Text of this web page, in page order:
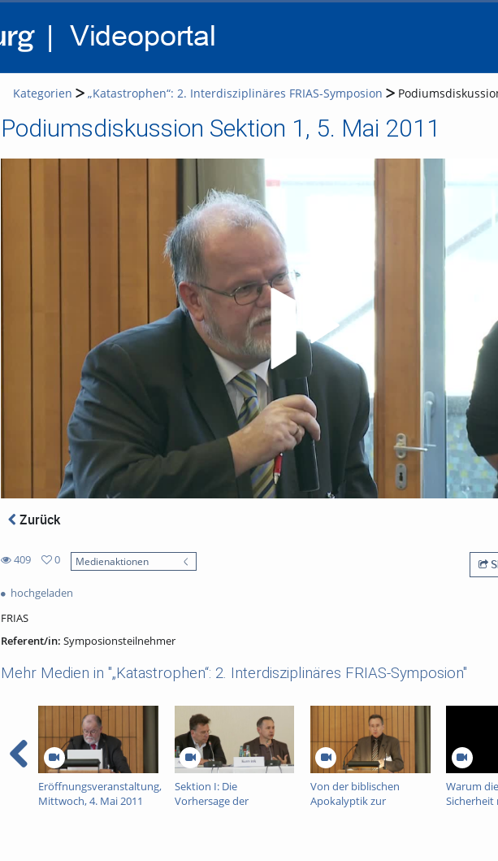
Kategorien „Katastrophen“: 2. Interdisziplinäres FRIAS-Symposion
Podiumsdiskussion Sektion 1, 5. Mai 2011
Zurück
409
views
0
favorites
Medienaktionen
hochgeladen
FRIAS
Referent/in: Symposionsteilnehmer
Mehr Medien in "„Katastrophen“: 2. Interdisziplinäres FRIAS-Symposion"
Eröffnungsveranstaltung,
Mittwoch, 4. Mai 2011
Sektion I: Die
Vorhersage der
Von der biblischen
Apokalyptik zur
Warum